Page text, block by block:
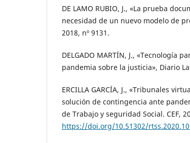
DE LAMO RUBIO, J., «La prueba
necesidad de un nuevo modelo de
2018, nº 9131.
DELGADO MARTÍN, J., «Tecnología
pandemia sobre la justicia», Diario La
ERCILLA GARCÍA, J., «Tribunales
solución de contingencia ante
de Trabajo y seguridad Social. CEF,
https://doi.org/10.51302/